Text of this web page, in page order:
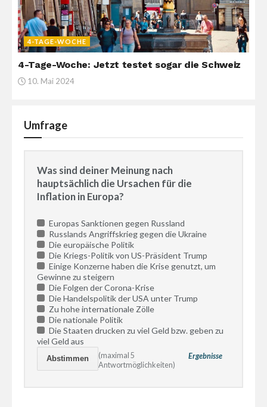
4-TAGE-WOCHE
4-Tage-Woche: Jetzt testet sogar die Schweiz
10. Mai 2024
Umfrage
Was sind deiner Meinung nach
hauptsächlich die Ursachen für die
Inflation in Europa?
Europas Sanktionen gegen Russland
Russlands Angriffskrieg gegen die Ukraine
Die europäische Politik
Die Kriegs-Politik von US-Präsident Trump
Einige Konzerne haben die Krise genutzt, um
Gewinne zu steigern
Die Folgen der Corona-Krise
Die Handelspolitik der USA unter Trump
Zu hohe internationale Zölle
Die nationale Politik
Die Staaten drucken zu viel Geld bzw. geben zu
viel Geld aus
Ergebnisse
(maximal 5
Antwortmöglichkeiten)